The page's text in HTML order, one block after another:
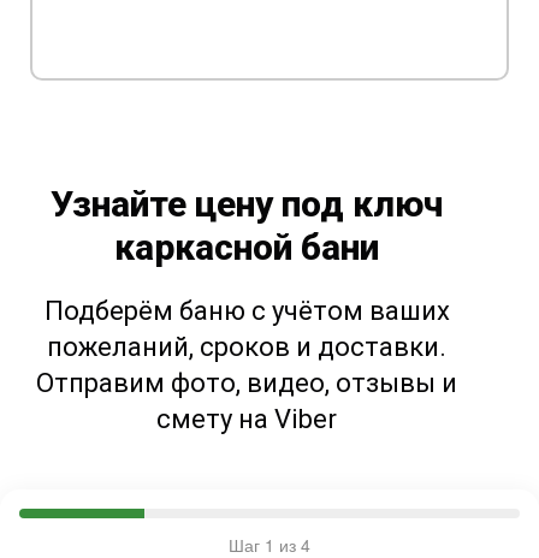
Подберём баню с учётом ваших
пожеланий, сроков и доставки.
Отправим фото, видео, отзывы и
смету на Viber
Узнайте цену под ключ
каркасной бани
Шаг 1 из 4